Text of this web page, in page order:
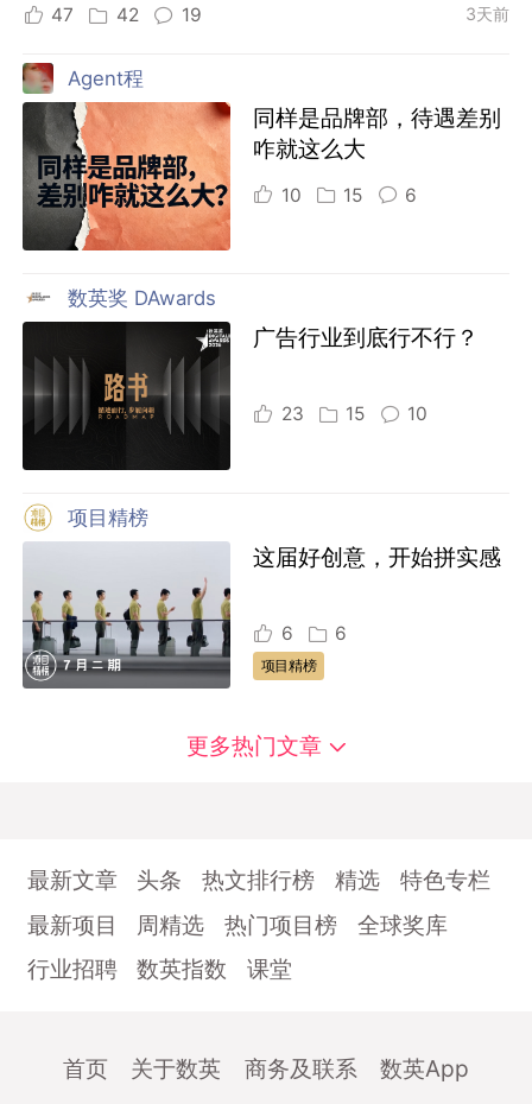
47 42 19 3天前
Agent程
同样是品牌部，待遇差别
咋就这么大
10 15 6
数英奖 DAwards
广告行业到底行不行？
23 15 10
项目精榜
这届好创意，开始拼实感
6 6
项目精榜
更多热门文章
最新文章 头条 热文排行榜 精选
特色专栏
最新项目
周精选 热门项目榜
全球奖库
行业招聘
数英指数 课堂
首页 关于数英 商务及联系 数英App